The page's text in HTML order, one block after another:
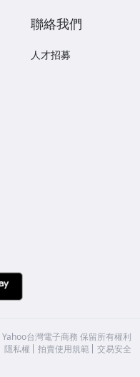
聯絡我們
人才招募
Yahoo台灣電子商務 保留所有權利
隱私權 拍賣使用規範 交易安全